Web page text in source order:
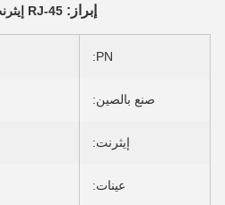
إبراز: RJ-45 إيثرنت جاك
PN:
صنع بالصين:
إيثرنت:
عينات: